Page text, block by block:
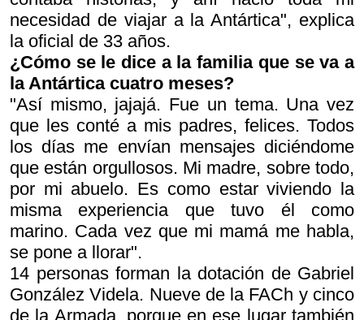
necesidad de viajar a la Antártica", explica
la oficial de 33 años.
¿Cómo se le dice a la familia que se va a
la Antártica cuatro meses?
"Así mismo, jajajá. Fue un tema. Una vez
que les conté a mis padres, felices. Todos
los días me envían mensajes diciéndome
que están orgullosos. Mi madre, sobre todo,
por mi abuelo. Es como estar viviendo la
misma experiencia que tuvo él como
marino. Cada vez que mi mamá me habla,
se pone a llorar".
14 personas forman la dotación de Gabriel
González Videla. Nueve de la FACh y cinco
de la Armada, porque en ese lugar también